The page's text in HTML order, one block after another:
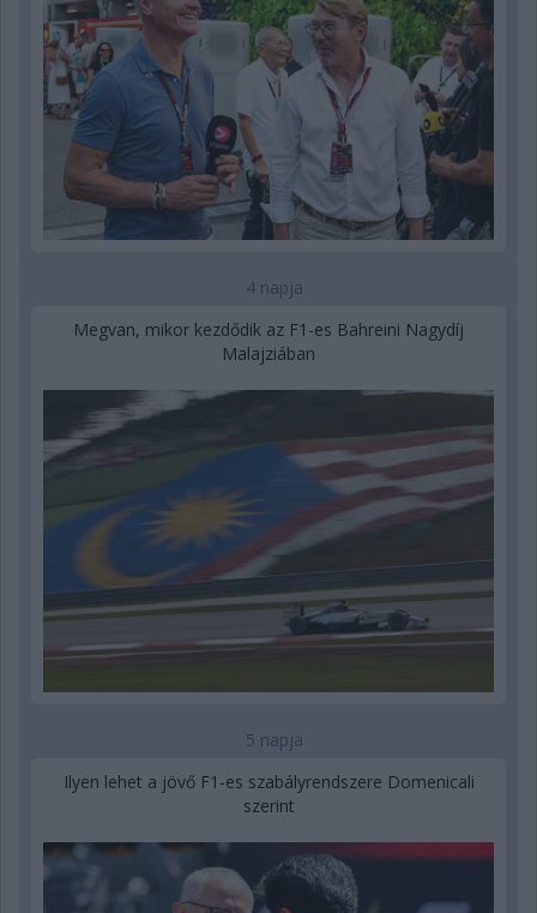
4 napja
Megvan, mikor kezdődik az F1-es Bahreini Nagydíj
Malajziában
5 napja
Ilyen lehet a jövő F1-es szabályrendszere Domenicali
szerint